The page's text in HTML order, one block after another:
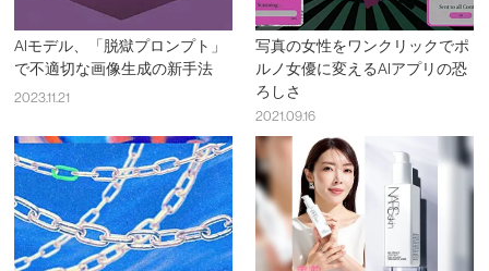
AIモデル、「脱獄プロンプト」
で不適切な画像生成の新手法
2023.11.21
写真の女性をワンクリックでポ
ルノ女優に変えるAIアプリの恐
ろしさ
2021.09.16